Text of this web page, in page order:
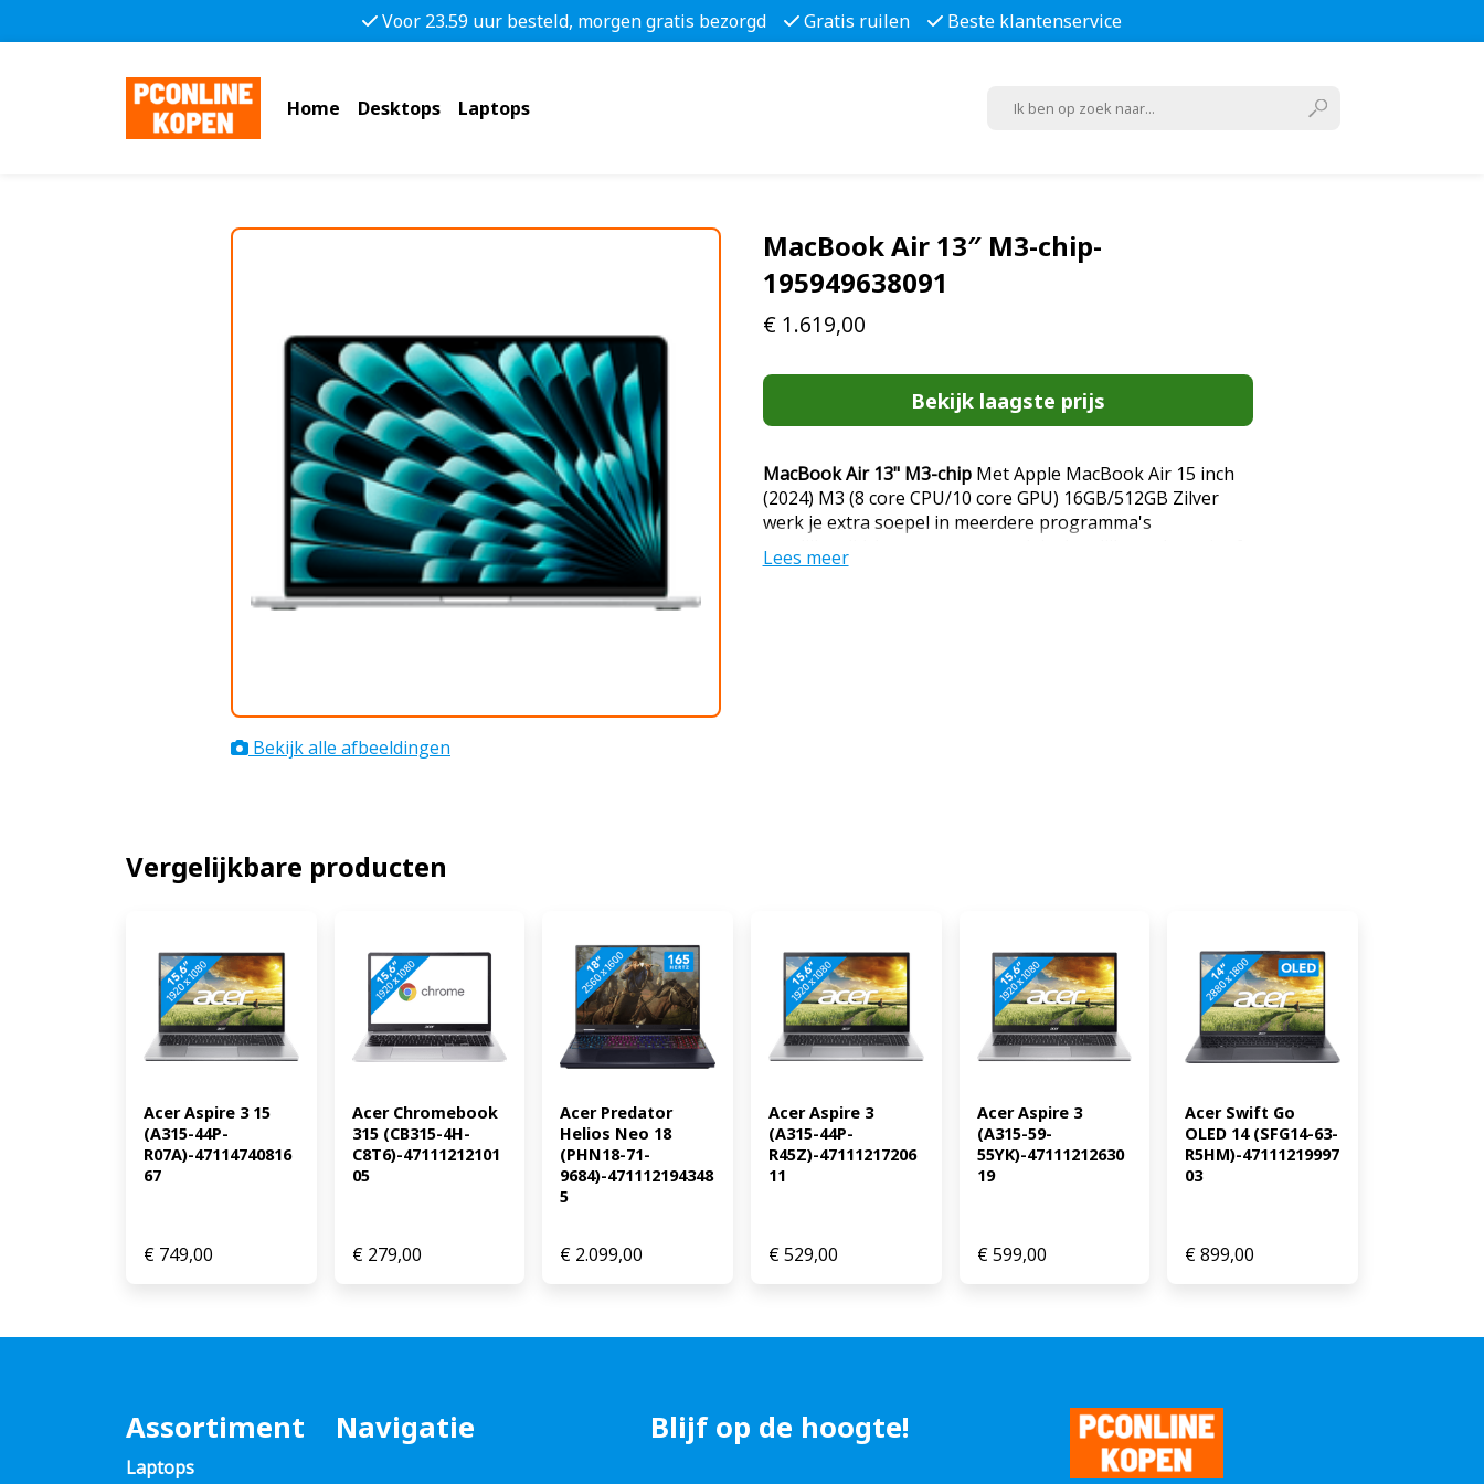
Voor 23.59 uur besteld, morgen gratis bezorgd Gratis ruilen Beste klantenservice
Home Desktops Laptops
Bekijk alle afbeeldingen
MacBook Air 13″ M3-chip-
195949638091
€ 1.619,00
Bekijk laagste prijs
MacBook Air 13" M3-chipMet Apple MacBook Air 15 inch
(2024) M3 (8 core CPU/10 core GPU) 16GB/512GB Zilver
werk je extra soepel in meerdere programma's
tegelijkertijd. Je voert met gemak je dagelijkse taken uit of
bewerk foto's en video's in programma's als iMovie en
minimaal M3 Max chip en 36 gigabyte werkgeheugen
Gamen: mogelijk, maar vooral lichte games. Alle games van
Apple Arcade zijn wel geschikt
Lees meer
Vergelijkbare producten
Acer Aspire 3 15
(A315-44P-
R07A)-47114740816
67
€ 749,00
Acer Chromebook
315 (CB315-4H-
C8T6)-47111212101
05
€279,00
Acer Predator
Helios Neo 18
(PHN18-71-
9684)-471112194348
5
€ 2.099,00
Acer Aspire 3
(A315-44P-
R45Z)-47111217206
11
€529,00
Acer Aspire 3
(A315-59-
55YK)-47111212630
19
€599,00
Acer Swift Go
OLED 14 (SFG14-63-
R5HM)-47111219997
03
€899,00
Assortiment
Laptops
Navigatie Blijf op de hoogte!